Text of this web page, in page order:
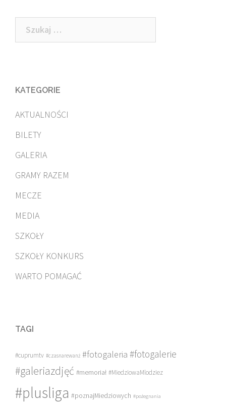
Szukaj:
KATEGORIE
AKTUALNOŚCI
BILETY
GALERIA
GRAMY RAZEM
MECZE
MEDIA
SZKOŁY
SZKOŁY KONKURS
WARTO POMAGAĆ
TAGI
#cuprumtv #czasnarewanż #fotogaleria #fotogalerie
#galeriazdjęć #memoriał #MiedziowaMlodziez
#plusliga #poznajMiedziowych #pożegnania